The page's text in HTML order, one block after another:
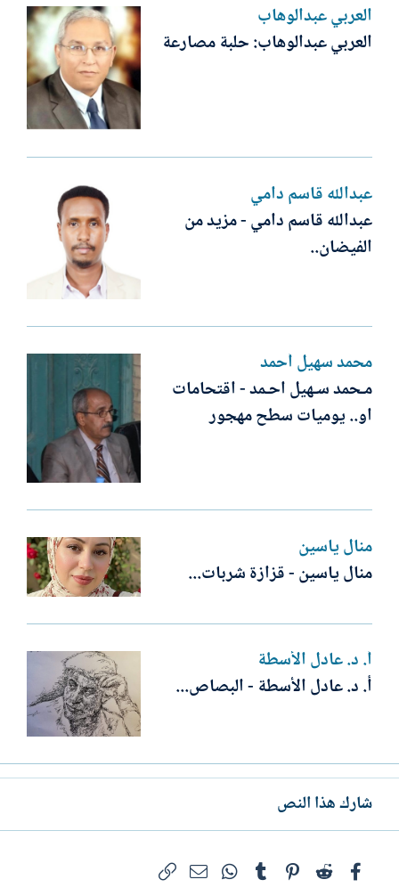
العربي عبدالوهاب
العربي عبدالوهاب: حلبة مصارعة
عبدالله قاسم دامي
عبدالله قاسم دامي - مزيد من
الفيضان..
محمد سهيل أحمد
مـحمد سـهيل احـمد - اقتحامات
او.. يوميات سطح مهجور
منال ياسين
منال ياسين - قزازة شربات...
أ. د. عادل الأسطة
أ. د. عادل الأسطة - البصاص...
شارك هذا النص
فيسبوكReddit
Pinterest
Tumblr
WhatsAppالبريد الإلكتروني